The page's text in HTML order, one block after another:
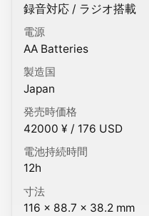
録音対応 / ラジオ搭載
電源
AA Batteries
製造国
Japan
発売時価格
42000 ¥ / 176 USD
電池持続時間
12h
寸法
116 × 88.7 × 38.2 mm